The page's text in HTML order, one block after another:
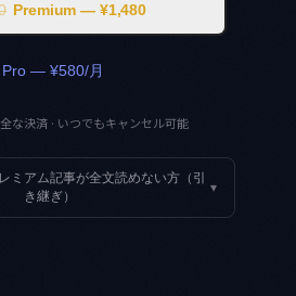
Premium — ¥1,480
Pro — ¥580/月
な決済 · いつでもキャンセル可能
ミアム記事が全文読めない方（引
き継ぎ）
▾